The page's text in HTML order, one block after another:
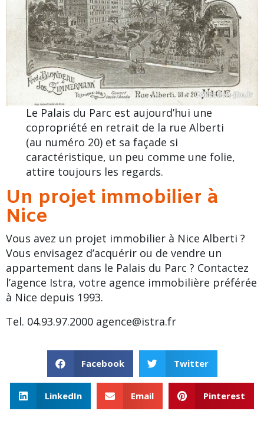
Le Palais du Parc est aujourd’hui une
copropriété en retrait de la rue Alberti
(au numéro 20) et sa façade si
caractéristique, un peu comme une folie,
attire toujours les regards.
Un projet immobilier à
Nice
Vous avez un projet immobilier à Nice Alberti ?
Vous envisagez d’acquérir ou de vendre un
appartement dans le Palais du Parc ? Contactez
l’agence Istra, votre agence immobilière préférée
à Nice depuis 1993.
Tel. 04.93.97.2000 agence@istra.fr
Facebook Twitter
LinkedIn Email Pinterest